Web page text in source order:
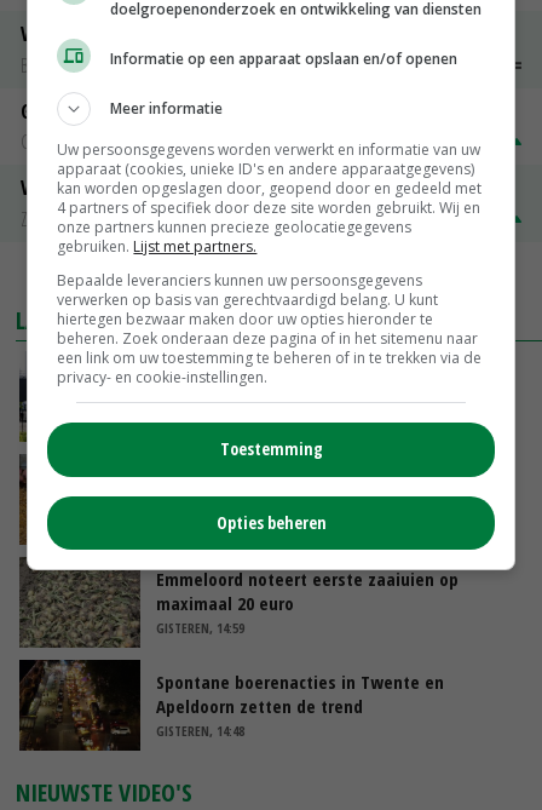
Vleeskuikens 2001-2600 gr
Barneveld
€ 1,09~ € 1,11
Gerst
Groningen
€ 197,00 € 2,00
Volle melkpoeder
Zuivel NL
€ 345,00 € 20,00
MEER MARKTPRIJZEN
LAATSTE NIEUWS
Gemiddelde Europese melkprijs daalt licht in
juni
GISTEREN, 17:04
Frans onderzoekcentrum bestrijkt hele
varkensvleesketen
GISTEREN, 15:29
Emmeloord noteert eerste zaaiuien op
maximaal 20 euro
GISTEREN, 14:59
Spontane boerenacties in Twente en
Apeldoorn zetten de trend
GISTEREN, 14:48
NIEUWSTE VIDEO'S
doelgroepenonderzoek en ontwikkeling van diensten
Informatie op een apparaat opslaan en/of openen
Meer informatie
Uw persoonsgegevens worden verwerkt en informatie van uw
apparaat (cookies, unieke ID's en andere apparaatgegevens)
kan worden opgeslagen door, geopend door en gedeeld met
4 partners of specifiek door deze site worden gebruikt. Wij en
onze partners kunnen precieze geolocatiegegevens
gebruiken. Lijst met partners.
Bepaalde leveranciers kunnen uw persoonsgegevens
verwerken op basis van gerechtvaardigd belang. U kunt
hiertegen bezwaar maken door uw opties hieronder te
beheren. Zoek onderaan deze pagina of in het sitemenu naar
een link om uw toestemming te beheren of in te trekken via de
privacy- en cookie-instellingen.
Toestemming
Opties beheren